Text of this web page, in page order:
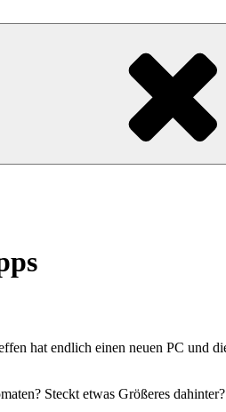
hat endlich einen neuen PC und
Steckt etwas Größeres dahinter?